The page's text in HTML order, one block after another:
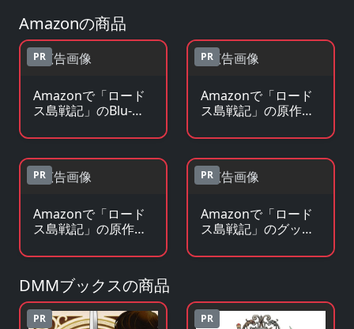
Amazonの商品
PR
Amazonで「ロード
ス島戦記」のBlu-
PR
Amazonで「ロード
ス島戦記」の原作コ
PR
Amazonで「ロード
ス島戦記」の原作小
PR
Amazonで「ロード
ス島戦記」のグッ
る
DMMブックスの商品
PR PR